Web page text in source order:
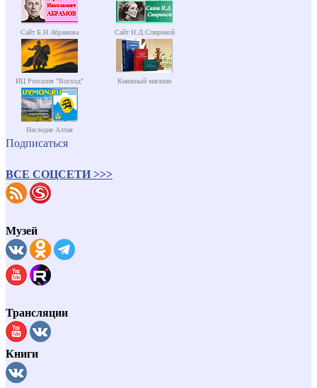
Сайт Б.Н.Абрамова Сайт Н.Д.Спириной
ИЦ Россазия "Восход" Книжный магазин
Наследие Алтая
Подписаться
ВСЕ СОЦСЕТИ >>>
Музей
Трансляции
Книги